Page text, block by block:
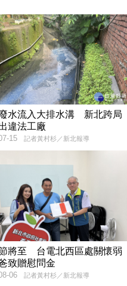
水流入大排水溝 新北跨局
違法工廠
記者黃村杉／新北報導
15
將至 台電北西區處關懷弱
致贈慰問金
記者黃村杉／新北報導
06